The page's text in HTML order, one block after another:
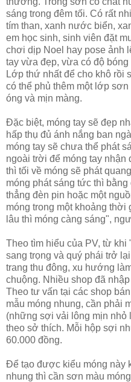
sáng trong đêm tối. Có rất
tím than, xanh nước biển,
em học sinh, sinh viên đặt
chơi dịp Noel hay pose ảnh
tay vừa đẹp, vừa có độ
Lớp thứ nhất để cho khô rồi
có thể phủ thêm một lớp
óng và mịn màng.
Đặc biệt, móng tay sẽ đẹp
hấp thụ đủ ánh nắng ban
móng tay sẽ chưa thể phát
ngoài trời để móng tay
thì tối về móng sẽ phát
móng phát sáng tức thì
thẳng đèn pin hoặc một
móng trong một khoảng
lâu thì móng càng sáng",
Theo tìm hiểu của PV, từ
sang trọng và quý phái trở
trang thu đông, xu hướng
chuộng. Nhiều shop đã
Theo tư vấn tại các shop
mẫu móng nhung, cần phải
(những sợi vải lông mịn nhỏ
theo sở thích. Mỗi hộp sợi
60.000 đồng.
Để tạo được kiểu móng này
nhung thì cần sơn màu